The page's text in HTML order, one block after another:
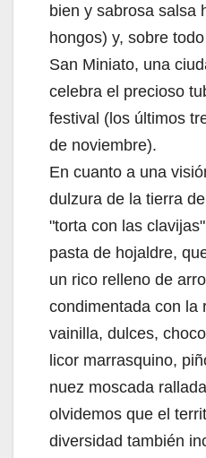
bien y sabrosa salsa
hongos) y, sobre
San Miniato, una
celebra el precioso
festival (los últimos
de noviembre).
En cuanto a una
dulzura de la tierra
"torta con las
pasta de hojaldre,
un rico relleno de
condimentada con la
vainilla, dulces,
licor marrasquino,
nuez moscada
olvidemos que el
diversidad también